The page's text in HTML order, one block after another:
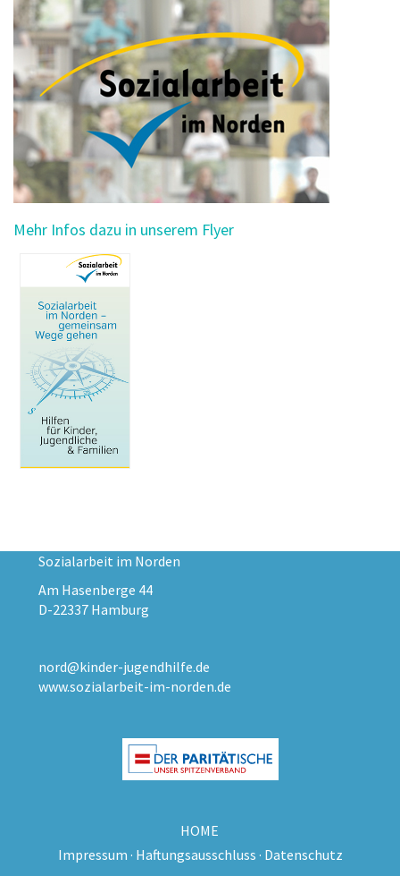
Mehr Infos dazu in unserem Flyer
Sozialarbeit im Norden
Am Hasenberge 44
D-22337 Hamburg
nord@kinder-jugendhilfe.de
www.sozialarbeit-im-norden.de
HOME
Impressum · Haftungsausschluss · Datenschutz